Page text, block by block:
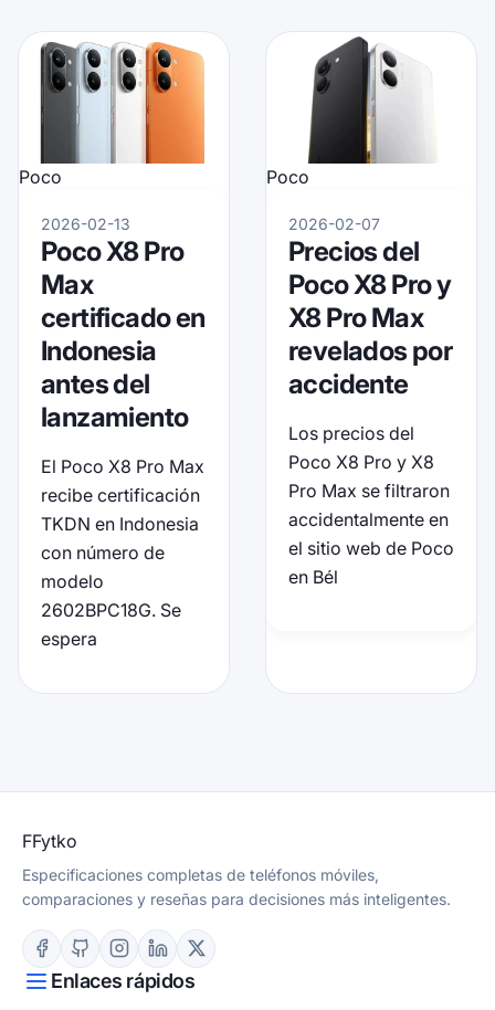
Poco
2026-02-13
Poco X8 Pro
Max
certificado en
Indonesia
antes del
lanzamiento
El Poco X8 Pro Max
recibe certificación
TKDN en Indonesia
con número de
modelo
2602BPC18G. Se
espera
Poco
2026-02-07
Precios del
Poco X8 Pro y
X8 Pro Max
revelados por
accidente
Los precios del
Poco X8 Pro y X8
Pro Max se filtraron
accidentalmente en
el sitio web de Poco
en Bél
FFytko
Especificaciones completas de teléfonos móviles,
comparaciones y reseñas para decisiones más inteligentes.
Enlaces rápidos